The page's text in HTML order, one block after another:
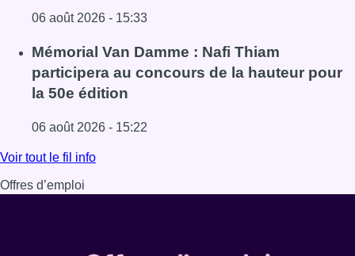
06 août 2026 - 15:33
Lire l'article De faux billets pour “L’Odyssée” en IMAX
Mémorial Van Damme : Nafi Thiam
participera au concours de la hauteur pour
la 50e édition
06 août 2026 - 15:22
Lire l'article Mémorial Van Damme : Nafi Thiam
Voir tout le fil info
Offres d’emploi